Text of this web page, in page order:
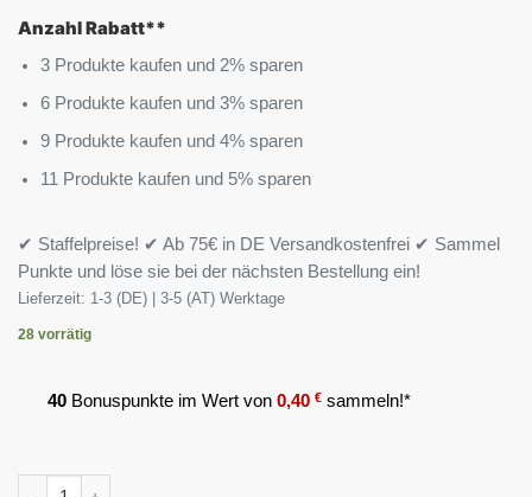
21,90 €
Anzahl Rabatt**
3 Produkte kaufen und 2% sparen
6 Produkte kaufen und 3% sparen
9 Produkte kaufen und 4% sparen
11 Produkte kaufen und 5% sparen
✔ Staffelpreise! ✔ Ab 75€ in DE Versandkostenfrei ✔ Sammel
Punkte und löse sie bei der nächsten Bestellung ein!
Lieferzeit: 1-3 (DE) | 3-5 (AT) Werktage
28 vorrätig
40 Bonuspunkte im Wert von 0,40 € sammeln!*
BioTech Mega Omega 3, 180 Kapseln Menge